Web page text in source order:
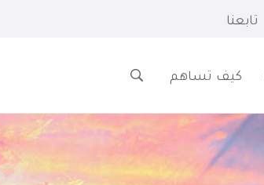
تابعنا
كيف تساهم